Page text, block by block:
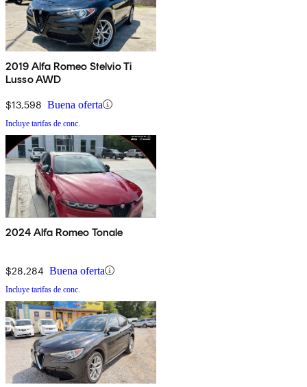
2019 Alfa Romeo Stelvio Ti
Lusso AWD
$13,598 Buena oferta
Incluye tarifas de conc.
2024 Alfa Romeo Tonale
$28,284 Buena oferta
Incluye tarifas de conc.